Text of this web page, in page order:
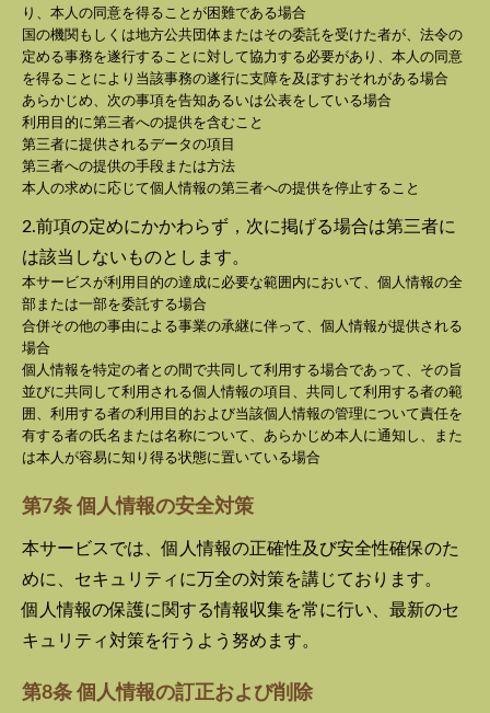
り、本人の同意を得ることが困難である場合
国の機関もしくは地方公共団体またはその委託を受けた者が、法令の
定める事務を遂行することに対して協力する必要があり、本人の同意
を得ることにより当該事務の遂行に支障を及ぼすおそれがある場合
あらかじめ、次の事項を告知あるいは公表をしている場合
利用目的に第三者への提供を含むこと
第三者に提供されるデータの項目
第三者への提供の手段または方法
本人の求めに応じて個人情報の第三者への提供を停止すること
2.前項の定めにかかわらず，次に掲げる場合は第三者に
は該当しないものとします。
本サービスが利用目的の達成に必要な範囲内において、個人情報の全
部または一部を委託する場合
合併その他の事由による事業の承継に伴って、個人情報が提供される
場合
個人情報を特定の者との間で共同して利用する場合であって、その旨
並びに共同して利用される個人情報の項目、共同して利用する者の範
囲、利用する者の利用目的および当該個人情報の管理について責任を
有する者の氏名または名称について、あらかじめ本人に通知し、また
は本人が容易に知り得る状態に置いている場合
第7条 個人情報の安全対策
本サービスでは、個人情報の正確性及び安全性確保のた
めに、セキュリティに万全の対策を講じております。
個人情報の保護に関する情報収集を常に行い、最新のセ
キュリティ対策を行うよう努めます。
第8条 個人情報の訂正および削除